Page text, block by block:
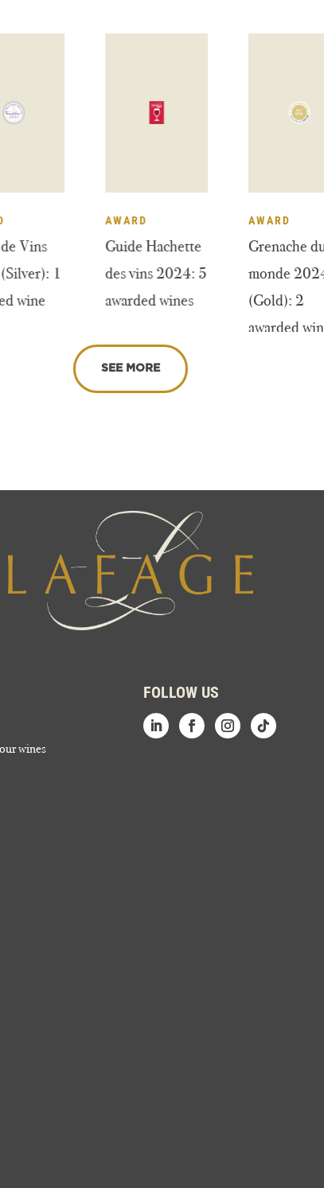
Terre de Vins
2024 (Silver): 1
awarded wine
Guide Hachette
des vins 2024: 5
awarded wines
SEE MORE
wines
FOLLOW US